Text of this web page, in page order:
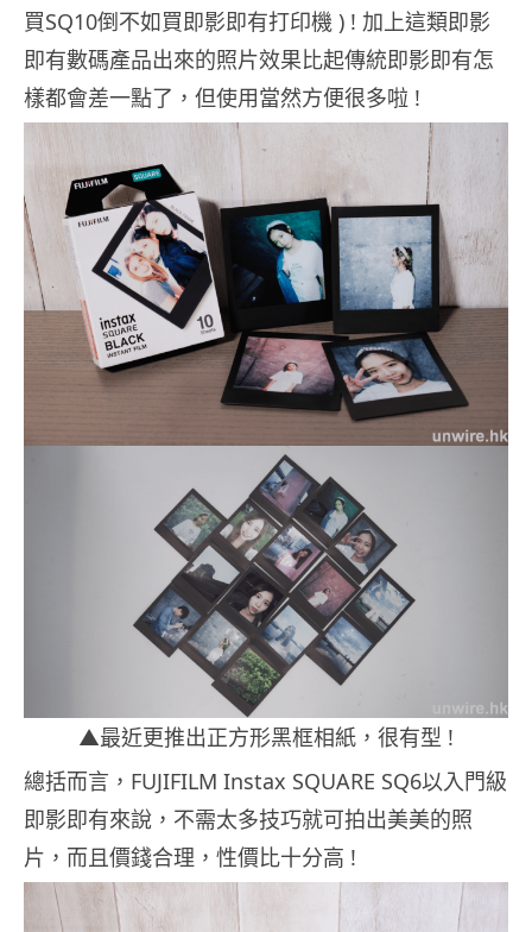
買SQ10倒不如買即影即有打印機 ) ! 加上這類即影
即有數碼產品出來的照片效果比起傳統即影即有怎
樣都會差一點了，但使用當然方便很多啦 !
▲最近更推出正方形黑框相紙，很有型 !
總括而言，FUJIFILM Instax SQUARE SQ6以入門級
即影即有來說，不需太多技巧就可拍出美美的照
片，而且價錢合理，性價比十分高 !